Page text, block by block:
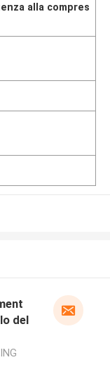
alla compres
del